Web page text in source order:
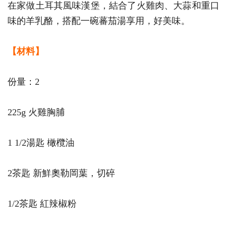
在家做土耳其風味漢堡，結合了火雞肉、大蒜和重口
味的羊乳酪，搭配一碗蕃茄湯享用，好美味。
【材料】
份量：2
225g 火雞胸脯
1 1/2湯匙 橄欖油
2茶匙 新鮮奧勒岡葉，切碎
1/2茶匙 紅辣椒粉